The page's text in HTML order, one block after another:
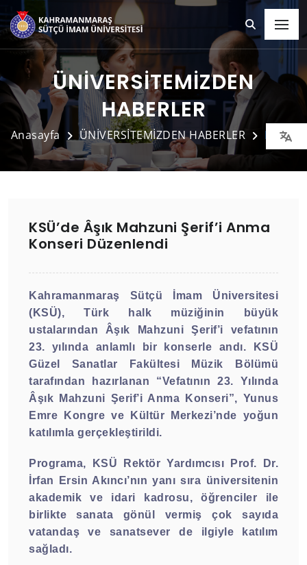
ÜNİVERSİTEMİZDEN
HABERLER
Anasayfa ÜNİVERSİTEMİZDEN HABERLER Detay
KSÜ’de Âşık Mahzuni Şerif’i Anma
Konseri Düzenlendi
Kahramanmaraş Sütçü İmam Üniversitesi
(KSÜ), Türk halk müziğinin büyük
ustalarından Âşık Mahzuni Şerif’i vefatının
23. yılında anlamlı bir konserle andı. KSÜ
Güzel Sanatlar Fakültesi Müzik Bölümü
tarafından hazırlanan “Vefatının 23. Yılında
Âşık Mahzuni Şerif’i Anma Konseri”, Yunus
Emre Kongre ve Kültür Merkezi’nde yoğun
katılımla gerçekleştirildi.
Programa, KSÜ Rektör Yardımcısı Prof. Dr.
İrfan Ersin Akıncı’nın yanı sıra üniversitenin
akademik ve idari kadrosu, öğrenciler ile
birlikte sanata gönül vermiş çok sayıda
vatandaş ve sanatsever de ilgiyle katılım
sağladı.